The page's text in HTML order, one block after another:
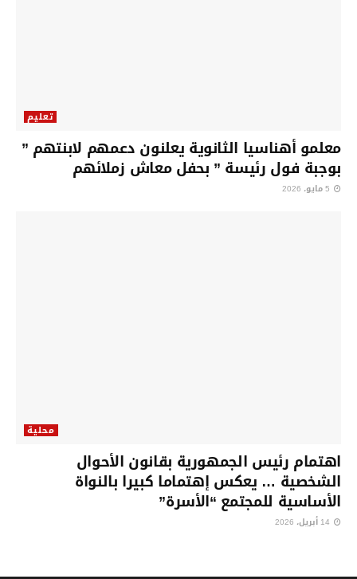
تعليم
معلمو أهناسيا الثانوية يعلنون دعمهم لابنتهم ”
بوجبة فول رئيسة ” بحفل معاش زملائهم
محلية
اهتمام رئيس الجمهورية بقانون الأحوال
الشخصية … يعكس إهتماما كبيرا بالنواة
الأساسية للمجتمع “الأسرة”